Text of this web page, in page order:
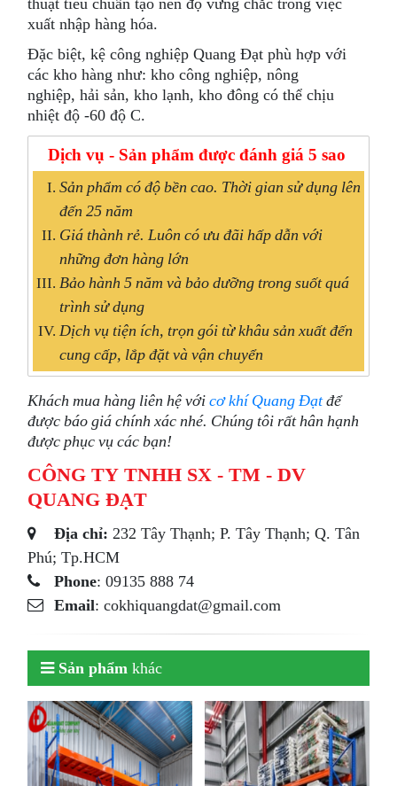
thuật tiêu chuẩn tạo nên độ vững chắc trong việc
xuất nhập hàng hóa.
Đặc biệt, kệ công nghiệp Quang Đạt phù hợp với
các kho hàng như: kho công nghiệp, nông
nghiệp, hải sản, kho lạnh, kho đông có thể chịu
nhiệt độ -60 độ C.
Dịch vụ - Sản phẩm được đánh giá 5 sao
Sản phẩm có độ bền cao. Thời gian sử dụng lên
đến 25 năm
Giá thành rẻ. Luôn có ưu đãi hấp dẫn với
những đơn hàng lớn
Bảo hành 5 năm và bảo dưỡng trong suốt quá
trình sử dụng
Dịch vụ tiện ích, trọn gói từ khâu sản xuất đến
cung cấp, lắp đặt và vận chuyển
Khách mua hàng liên hệ vớicơ khí Quang Đạtđể
được báo giá chính xác nhé. Chúng tôi rất hân hạnh
được phục vụ các bạn!
CÔNG TY TNHH SX - TM - DV
QUANG ĐẠT
Địa chỉ: 232 Tây Thạnh; P. Tây Thạnh; Q. Tân
Phú; Tp.HCM
Phone: 09135 888 74
Email: cokhiquangdat@gmail.com
Sản phẩm khác